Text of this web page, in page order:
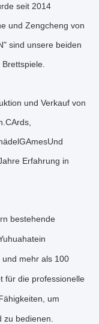
seit 2014
und Zengcheng von
sind unsere beiden
und Verkauf von
CArds,
GAmesUnd
Erfahrung in
bestehende
hatein
mehr als 100
für die professionelle
um
bedienen.